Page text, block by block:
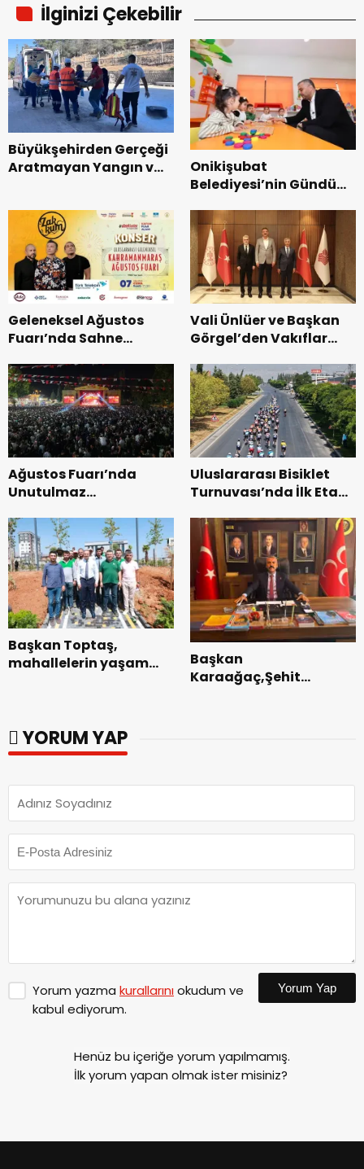
İlginizi Çekebilir
Büyükşehirden Gerçeği
Aratmayan Yangın ve
Onikişubat
Belediyesi’nin Gündüz
dönemin ön kayıtları
başladı.
Geleneksel Ağustos
Fuarı’nda Sahne
Vali Ünlüer ve Başkan
Görgel’den Vakıflar
ziyaret.
Ağustos Fuarı’nda
Unutulmaz
Uluslararası Bisiklet
Turnuvası’nda İlk Etap
Tamamlandı.
Başkan Toptaş,
mahallelerin yaşam
Başkan
Karaağaç,Şehit
YORUM YAP
Yorum yazma kurallarınıokudum ve
kabul ediyorum.
Yorum Yap
Henüz bu içeriğe yorum yapılmamış.
İlk yorum yapan olmak ister misiniz?